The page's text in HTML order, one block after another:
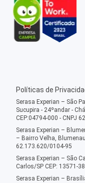
Políticas de
Serasa Experian – São
Sucupira - 24ºandar -
CEP:04794-000 - CNPJ
Serasa Experian –
– Bairro Velha,
62.173.620/0104-95
Serasa Experian – São
Carlos/SP CEP: 13571-
Serasa Experian –